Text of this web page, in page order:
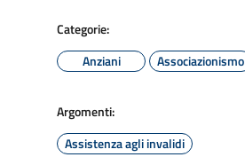
Categorie:
Anziani
Associazionismo
Argomenti:
Assistenza agli invalidi